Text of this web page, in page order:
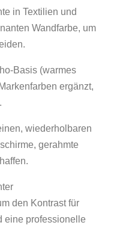
in Textilien und
Wandfarbe, um
Basis (warmes
ergänzt,
wiederholbaren
gerahmte
den Kontrast für
eine professionelle